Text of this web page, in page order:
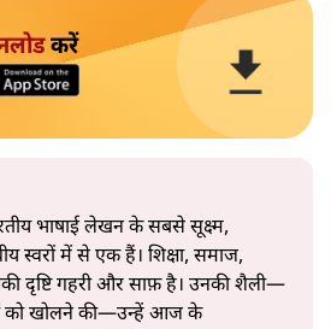
करें
भाषाई लेखन के सबसे सूक्ष्म,
स्वरों में से एक हैं। शिक्षा, समाज,
दृष्टि गहरी और साफ़ है। उनकी शैली—
को खोलने की—उन्हें आज के